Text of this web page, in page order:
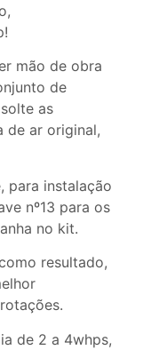
mão de obra
de
as
de ar original,
para instalação
nº13 para os
no kit.
resultado,
de 2 a 4whps,